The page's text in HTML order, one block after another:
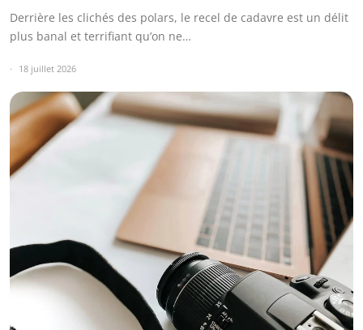
Derrière les clichés des polars, le recel de cadavre est un délit
plus banal et terrifiant qu’on ne…
18 juillet 2026